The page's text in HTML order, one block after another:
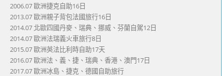
2006.07 歐洲捷克自助16日
2013.07 歐洲親子背包法國旅行16日
2014.07 北歐四國丹麥、瑞典、挪威、芬蘭自駕12日
2014.07 歐洲法瑞義火車旅行8日
2015.07 歐洲英法比利時自助17天
2016.07 歐洲法、義、捷、瑞典、香港、澳門17日
2017.07 歐洲冰島、捷克、德國自助旅行